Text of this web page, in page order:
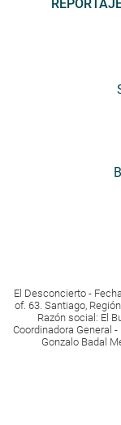
El Desconcierto -
of. 63. Santiago,
Razón social: El
Coordinadora General -
Gonzalo Badal